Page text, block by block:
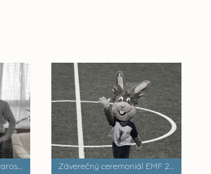
Pracovné stretnutie so starostom obce Sokoľ - Ľubošom Šucom Záverečný ceremoniál EMF 2022